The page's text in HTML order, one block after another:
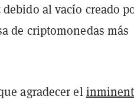
al vacío creado
de criptomonedas más
agradecer el